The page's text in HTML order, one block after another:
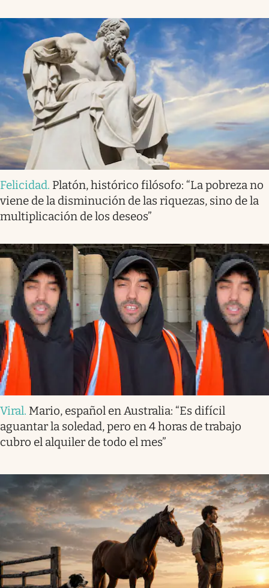
Felicidad. Platón, histórico filósofo: “La pobreza no
viene de la disminución de las riquezas, sino de la
multiplicación de los deseos”
Viral. Mario, español en Australia: “Es difícil
aguantar la soledad, pero en 4 horas de trabajo
cubro el alquiler de todo el mes”